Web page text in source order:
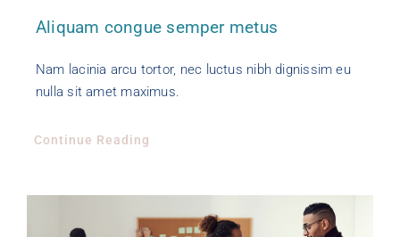
Aliquam congue semper metus
Nam lacinia arcu tortor, nec luctus nibh dignissim eu
nulla sit amet maximus.
Continue Reading